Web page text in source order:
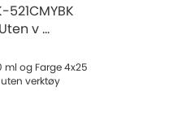
521CMYBK
v ...
ml og Farge 4x25
uten verktøy